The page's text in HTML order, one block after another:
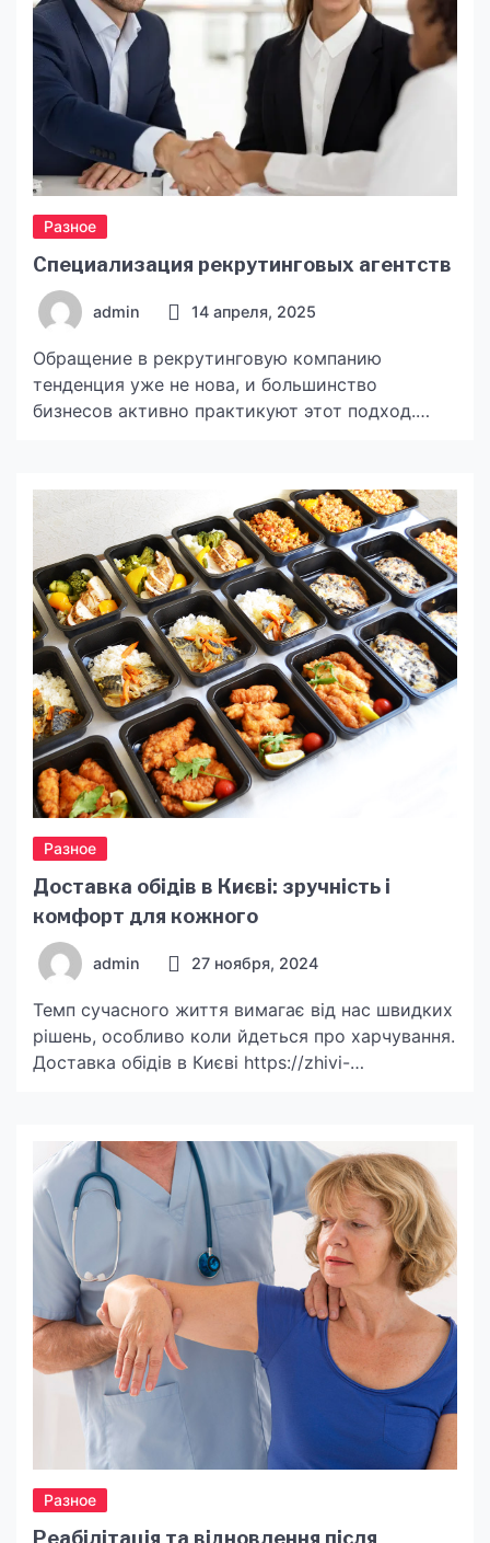
Разное
Специализация рекрутинговых агентств
admin 14 апреля, 2025
Обращение в рекрутинговую компанию
тенденция уже не нова, и большинство
бизнесов активно практикуют этот подход.
рынок труда, а в силу украинских реалий,
войны и большого оттока людей за рубеж,
динамика ускорилась просто в разы. Трудно
оценить в хорошую или плохую сторону, так
[…]
Разное
Доставка обідів в Києві: зручність і
комфорт для кожного
admin 27 ноября, 2024
Темп сучасного життя вимагає від нас швидких
рішень, особливо коли йдеться про харчування.
Доставка обідів в Києві https://zhivi-
поєднати якісне харчування з економією часу.
Як зробити правильний вибір і чому варто
скористатися цією послугою? Відповіді далі.
Переваги доставки обідів у столиці Живи
Смачно: філософія якісного харчування
Доставка обідів […]
Разное
Реабілітація та відновлення після